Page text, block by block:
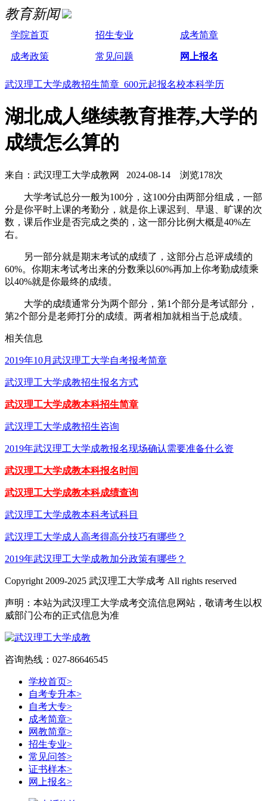
教育新闻
学院首页 招生专业 成考简章
成考政策 常见问题 网上报名
武汉理工大学成教招生简章 600元起报名校本科学历
湖北成人继续教育推荐,大学的
成绩怎么算的
来自：武汉理工大学成教网 2024-08-14 浏览178次
大学考试总分一般为100分，这100分由两部分组成，一部
分是你平时上课的考勤分，就是你上课迟到、早退、旷课的次
数，课后作业是否完成之类的，这一部分比例大概是40%左
右。
另一部分就是期末考试的成绩了，这部分占总评成绩的
60%。你期末考试考出来的分数乘以60%再加上你考勤成绩乘
以40%就是你最终的成绩。
大学的成绩通常分为两个部分，第1个部分是考试部分，
第2个部分是老师打分的成绩。两者相加就相当于总成绩。
相关信息
2019年10月武汉理工大学自考报考简章
武汉理工大学成教招生报名方式
武汉理工大学成教本科招生简章
武汉理工大学成教招生咨询
2019年武汉理工大学成教报名现场确认需要准备什么资
武汉理工大学成教本科报名时间
武汉理工大学成教本科成绩查询
武汉理工大学成教本科考试科目
武汉理工大学成人高考得高分技巧有哪些？
2019年武汉理工大学成教加分政策有哪些？
Copyright 2009-2025 武汉理工大学成考 All rights reserved
声明：本站为武汉理工大学成考交流信息网站，敬请考生以权
威部门公布的正式信息为准
咨询热线：027-86646545
学校首页>
自考专升本>
自考大专>
成考简章>
网教简章>
招生专业>
常见问答>
证书样本>
网上报名>